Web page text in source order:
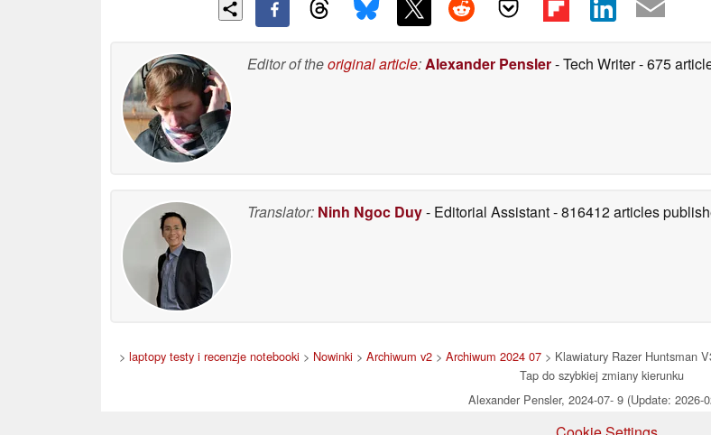
Editor of theoriginal article:Alexander Pensler- Tech Writer- 675
Translator: Ninh Ngoc Duy- Editorial Assistant- 816412 articles
> laptopy testy i recenzje notebooki > Nowinki > Archiwum v2> Archiwum 2024 07> Klawiatury Razer Huntsman
Tap do szybkiej zmiany kierunku
Alexander Pensler, 2024-07- 9 (Update: 2026-